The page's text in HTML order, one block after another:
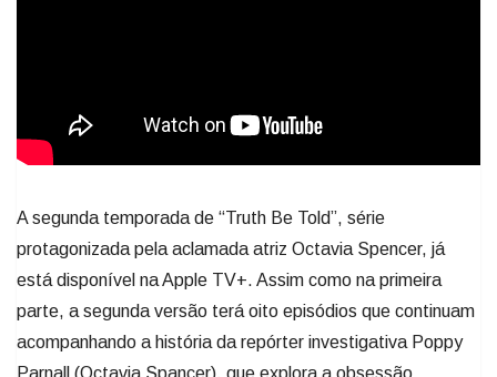
A segunda temporada de “Truth Be Told”, série
protagonizada pela aclamada atriz Octavia Spencer, já
está disponível na Apple TV+. Assim como na primeira
parte, a segunda versão terá oito episódios que continuam
acompanhando a história da repórter investigativa Poppy